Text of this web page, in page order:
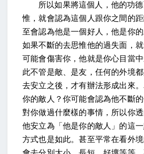
所以如果將這個人，他的功
惟，就會認為這個人跟你之間的
至會認為他是一個好人，他是你的
如果不斷的去思惟他的過失面，
可能會傷害你，他就是你心目當
此不管是敵、是友，任何的外境
去安立之後，才有辦法形成出來
你的敵人？你可能會認為他不斷
對你做過什麼樣的事情，所以你
他安立為「他是你的敵人」的這
方式也是如此。甚至平常在看外